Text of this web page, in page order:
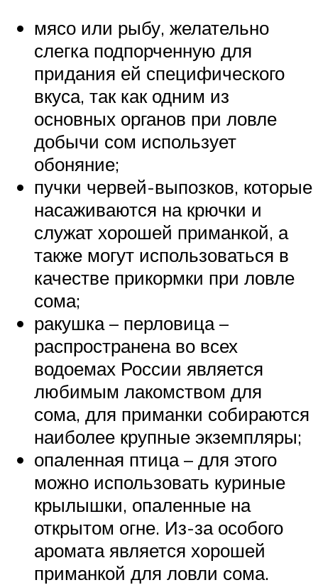
мясо или рыбу, желательно
слегка подпорченную для
придания ей специфического
вкуса, так как одним из
основных органов при ловле
добычи сом использует
обоняние;
пучки червей-выпозков, которые
насаживаются на крючки и
служат хорошей приманкой, а
также могут использоваться в
качестве прикормки при ловле
сома;
ракушка – перловица –
распространена во всех
водоемах России является
любимым лакомством для
сома, для приманки собираются
наиболее крупные экземпляры;
опаленная птица – для этого
можно использовать куриные
крылышки, опаленные на
открытом огне. Из-за особого
аромата является хорошей
приманкой для ловли сома.